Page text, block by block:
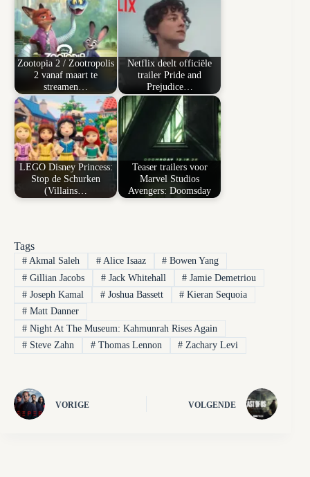
Zootopia 2 / Zootropolis
2 vanaf maart te
streamen…
Netflix deelt officiële
trailer Pride and
Prejudice…
LEGO Disney Princess:
Stop de Schurken
(Villains…
Teaser trailers voor
Marvel Studios
Avengers: Doomsday
Tags
#Akmal Saleh #Alice Isaaz # Bowen Yang
#Gillian Jacobs #Jack Whitehall # Jamie Demetriou
#Joseph Kamal #Joshua Bassett # Kieran Sequoia
#Matt Danner
#Night At The Museum: Kahmunrah Rises Again
#Steve Zahn #Thomas Lennon # Zachary Levi
VORIGE VOLGENDE